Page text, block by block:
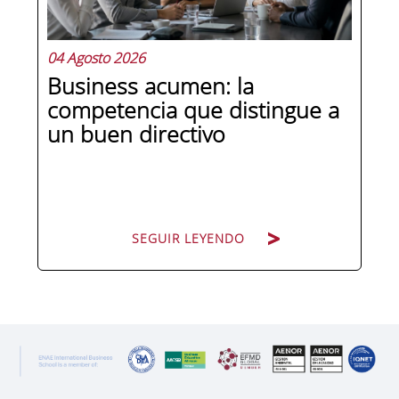
y,...
04 Agosto 2026
Business acumen: la
competencia que distingue a
un buen directivo
SEGUIR LEYENDO
hay directivos que saben qué hacer
con ellos. La diferencia entre ambos